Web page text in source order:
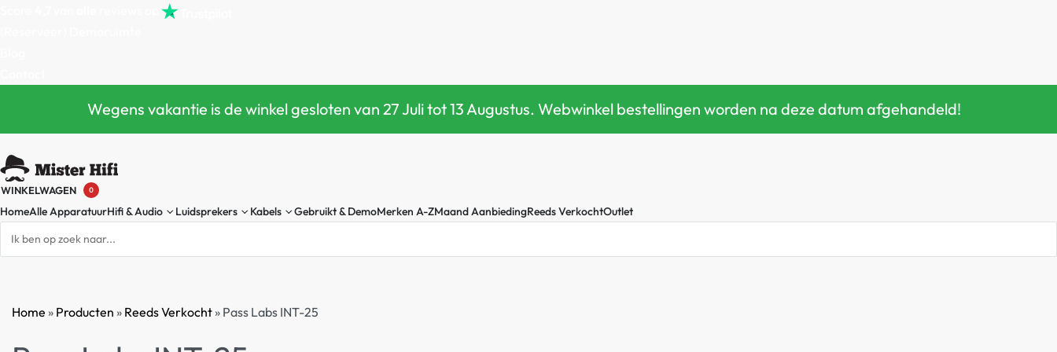
Wegens vakantie is de winkel gesloten van 27 Juli tot 13 Augustus. Webwinkel bestellingen worden na deze datum afgehandeld!
WINKELWAGEN 0
HomeAlle ApparatuurHifi & Audio Luidsprekers Kabels Gebruikt & DemoMerken A-ZMaand AanbiedingReeds VerkochtOutlet
Home » Producten » Reeds Verkocht » Pass Labs INT-25